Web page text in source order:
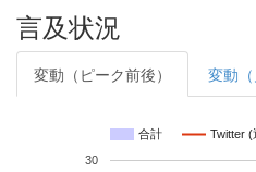
言及状況
変動（ピーク前後） 変動（
合計 Twitter (
30